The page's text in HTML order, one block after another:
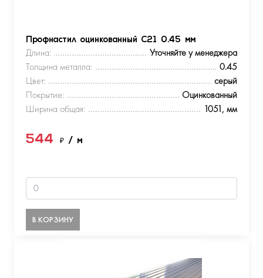
Профнастил оцинкованный С21 0.45 мм
Длина:
Уточняйте у менеджера
Толщина металла:
0.45
Цвет:
серый
Покрытие:
Оцинкованный
Ширина общая:
1051, мм
544 ₽ / м
В КОРЗИНУ